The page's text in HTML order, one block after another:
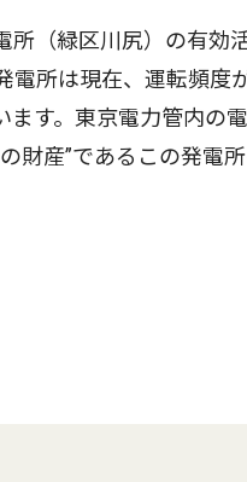
（緑区川尻）の有効
電所は現在、運転頻
ます。東京電力管内の
財産”であるこの発電